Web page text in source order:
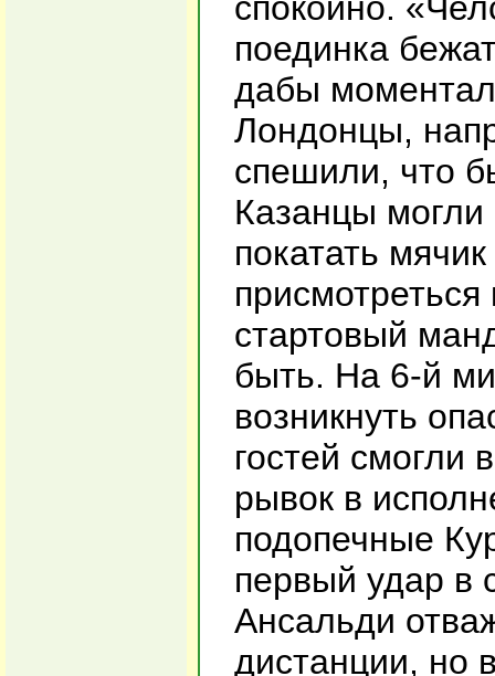
поединка
дабы
Лондонцы,
спешили, что
Казанцы могли
покатать
стартовый
быть. На 6-й
возникнуть
гостей смогли
рывок в
подопечные
первый удар в
Ансальди
дистанции, но